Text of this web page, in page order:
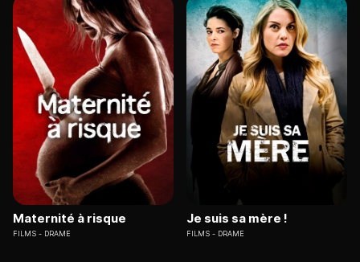
Maternité à risque
FILMS DRAME
Je suis sa mère !
FILMS DRAME